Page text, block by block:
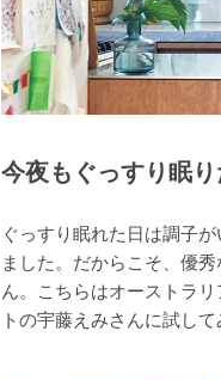
今夜もぐっすり眠
ぐっすり眠れた日は調子
ました。だからこそ、優
ん。こちらはオーストラ
トの宇藤えみさんに試して